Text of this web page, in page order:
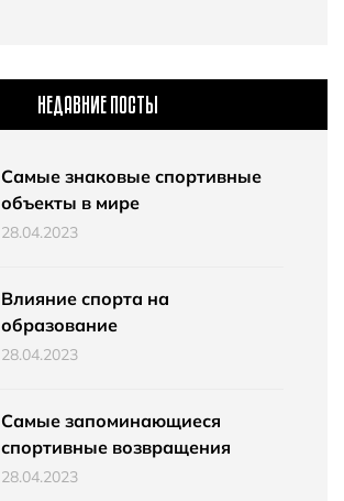
НЕДАВНИЕ ПОСТЫ
Самые знаковые спортивные
объекты в мире
28.04.2023
Влияние спорта на
образование
28.04.2023
Самые запоминающиеся
спортивные возвращения
28.04.2023